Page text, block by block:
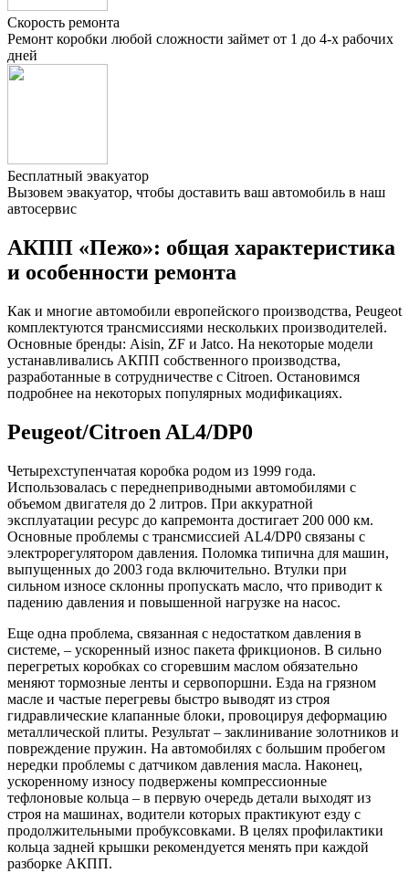
Скорость ремонта
Ремонт коробки любой сложности займет от 1 до 4-х рабочих
дней
Бесплатный эвакуатор
Вызовем эвакуатор, чтобы доставить ваш автомобиль в наш
автосервис
АКПП «Пежо»: общая характеристика
и особенности ремонта
Как и многие автомобили европейского производства, Peugeot
комплектуются трансмиссиями нескольких производителей.
Основные бренды: Aisin, ZF и Jatco. На некоторые модели
устанавливались АКПП собственного производства,
разработанные в сотрудничестве с Citroen. Остановимся
подробнее на некоторых популярных модификациях.
Peugeot/Citroen AL4/DP0
Четырехступенчатая коробка родом из 1999 года.
Использовалась с переднеприводными автомобилями с
объемом двигателя до 2 литров. При аккуратной
эксплуатации ресурс до капремонта достигает 200 000 км.
Основные проблемы с трансмиссией AL4/DP0 связаны с
электрорегулятором давления. Поломка типична для машин,
выпущенных до 2003 года включительно. Втулки при
сильном износе склонны пропускать масло, что приводит к
падению давления и повышенной нагрузке на насос.
Еще одна проблема, связанная с недостатком давления в
системе, – ускоренный износ пакета фрикционов. В сильно
перегретых коробках со сгоревшим маслом обязательно
меняют тормозные ленты и сервопоршни. Езда на грязном
масле и частые перегревы быстро выводят из строя
гидравлические клапанные блоки, провоцируя деформацию
металлической плиты. Результат – заклинивание золотников и
повреждение пружин. На автомобилях с большим пробегом
нередки проблемы с датчиком давления масла. Наконец,
ускоренному износу подвержены компрессионные
тефлоновые кольца – в первую очередь детали выходят из
строя на машинах, водители которых практикуют езду с
продолжительными пробуксовками. В целях профилактики
кольца задней крышки рекомендуется менять при каждой
разборке АКПП.